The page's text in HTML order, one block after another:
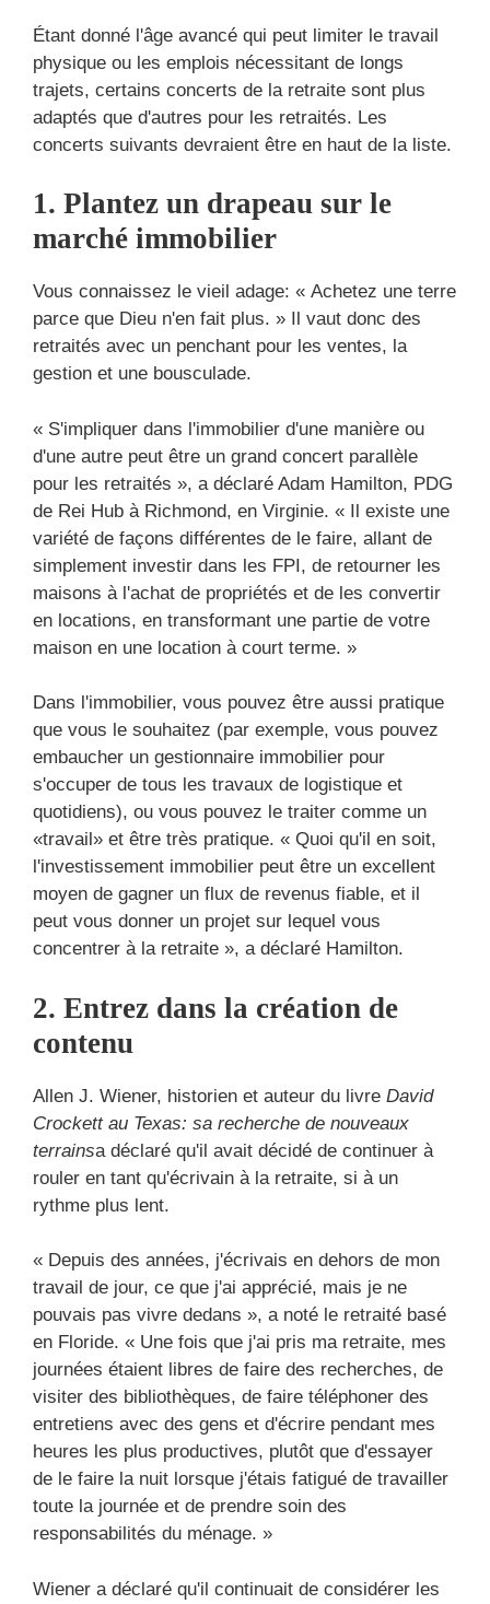
Étant donné l'âge avancé qui peut limiter le travail
physique ou les emplois nécessitant de longs
trajets, certains concerts de la retraite sont plus
adaptés que d'autres pour les retraités. Les
concerts suivants devraient être en haut de la liste.
1. Plantez un drapeau sur le
marché immobilier
Vous connaissez le vieil adage: « Achetez une terre
parce que Dieu n'en fait plus. » Il vaut donc des
retraités avec un penchant pour les ventes, la
gestion et une bousculade.
« S'impliquer dans l'immobilier d'une manière ou
d'une autre peut être un grand concert parallèle
pour les retraités », a déclaré Adam Hamilton, PDG
de Rei Hub à Richmond, en Virginie. « Il existe une
variété de façons différentes de le faire, allant de
simplement investir dans les FPI, de retourner les
maisons à l'achat de propriétés et de les convertir
en locations, en transformant une partie de votre
maison en une location à court terme. »
Dans l'immobilier, vous pouvez être aussi pratique
que vous le souhaitez (par exemple, vous pouvez
embaucher un gestionnaire immobilier pour
s'occuper de tous les travaux de logistique et
quotidiens), ou vous pouvez le traiter comme un
«travail» et être très pratique. « Quoi qu'il en soit,
l'investissement immobilier peut être un excellent
moyen de gagner un flux de revenus fiable, et il
peut vous donner un projet sur lequel vous
concentrer à la retraite », a déclaré Hamilton.
2. Entrez dans la création de
contenu
Allen J. Wiener, historien et auteur du livre David
Crockett au Texas: sa recherche de nouveaux
terrainsa déclaré qu'il avait décidé de continuer à
rouler en tant qu'écrivain à la retraite, si à un
rythme plus lent.
« Depuis des années, j'écrivais en dehors de mon
travail de jour, ce que j'ai apprécié, mais je ne
pouvais pas vivre dedans », a noté le retraité basé
en Floride. « Une fois que j'ai pris ma retraite, mes
journées étaient libres de faire des recherches, de
visiter des bibliothèques, de faire téléphoner des
entretiens avec des gens et d'écrire pendant mes
heures les plus productives, plutôt que d'essayer
de le faire la nuit lorsque j'étais fatigué de travailler
toute la journée et de prendre soin des
responsabilités du ménage. »
Wiener a déclaré qu'il continuait de considérer les